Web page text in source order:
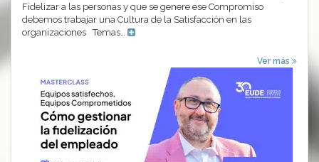
Fidelizar a las personas y que se genere ese Compromiso
debemos trabajar una Cultura de la Satisfacción en las
organizaciones Temas…
Ver más